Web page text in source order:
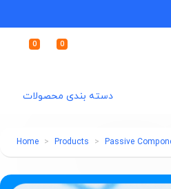
0 0
دسته بندی محصولات
Home Products Passive